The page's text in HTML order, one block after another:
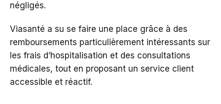
négligés.
Viasanté a su se faire une place grâce à des
remboursements particulièrement intéressants sur
les frais d’hospitalisation et des consultations
médicales, tout en proposant un service client
accessible et réactif.